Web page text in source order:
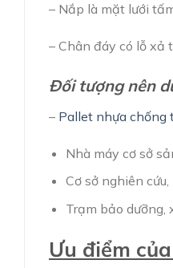
– Nắp là mặt lưới
– Chân đáy có lỗ xả
Đối tượng nên
– Pallet nhựa chống
Nhà máy cơ sở
Cơ sở nghiên
Trạm bảo dưỡng,
Ưu điểm